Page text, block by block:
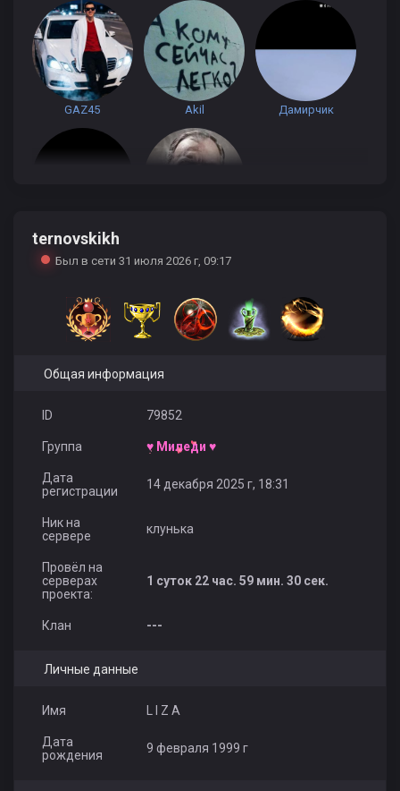
GAZ45 Akil Дамирчик
Mega220398
ternovskikh
Был в сети 31 июля 2026 г, 09:17
Общая информация
ID 79852
Группа ♥ Миледи ♥
Дата
регистрации
14 декабря 2025 г, 18:31
Ник на
сервере
клунька
Провёл на
серверах
проекта:
1 суток 22 час. 59 мин. 30 сек.
Клан ---
Личные данные
Имя L I Z A
Дата
рождения
9 февраля 1999 г